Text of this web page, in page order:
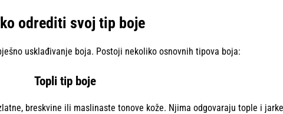
odrediti svoj tip boje
usklađivanje boja. Postoji nekoliko osnovnih tipova boja:
Topli tip boje
breskvine ili maslinaste tonove kože. Njima odgovaraju tople i jarke